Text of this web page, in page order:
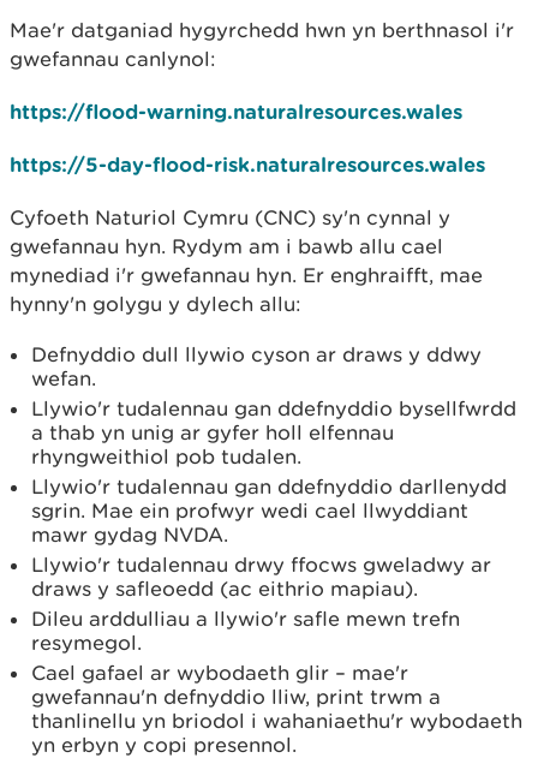
Mae'r datganiad hygyrchedd hwn yn berthnasol i'r
gwefannau canlynol:
https://flood-warning.naturalresources.wales
https://5-day-flood-risk.naturalresources.wales
Cyfoeth Naturiol Cymru (CNC) sy'n cynnal y
gwefannau hyn. Rydym am i bawb allu cael
mynediad i'r gwefannau hyn. Er enghraifft, mae
hynny'n golygu y dylech allu:
Defnyddio dull llywio cyson ar draws y ddwy
wefan.
Llywio'r tudalennau gan ddefnyddio bysellfwrdd
a thab yn unig ar gyfer holl elfennau
rhyngweithiol pob tudalen.
Llywio'r tudalennau gan ddefnyddio darllenydd
sgrin. Mae ein profwyr wedi cael llwyddiant
mawr gydag NVDA.
Llywio'r tudalennau drwy ffocws gweladwy ar
draws y safleoedd (ac eithrio mapiau).
Dileu arddulliau a llywio'r safle mewn trefn
resymegol.
Cael gafael ar wybodaeth glir – mae'r
gwefannau'n defnyddio lliw, print trwm a
thanlinellu yn briodol i wahaniaethu'r wybodaeth
yn erbyn y copi presennol.